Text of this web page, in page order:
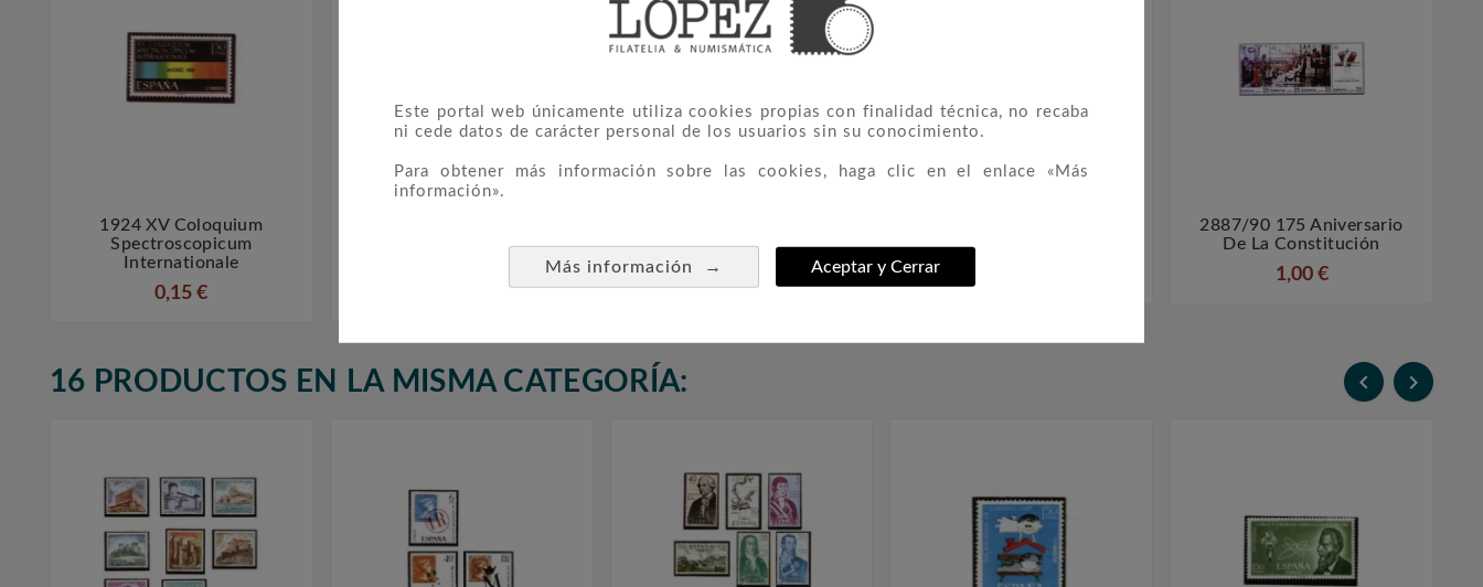
Este portal web únicamente utiliza cookies propias con finalidad técnica, no recaba
ni cede datos de carácter personal de los usuarios sin su conocimiento.
Para obtener más información sobre las cookies, haga clic en el enlace «Más
información».
Más información → Aceptar y Cerrar
 
1924 XV Coloquium
Spectroscopicum
Internationale
0,15 €
Descubrimiento De
 
(Urgente)
0,15 €
 
2887/90 175 Aniversario
De La Constitución
1,00 €
16 PRODUCTOS EN LA MISMA CATEGORÍA:  